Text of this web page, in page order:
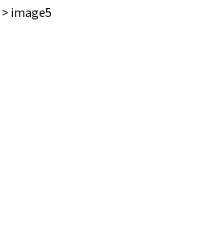
> image5